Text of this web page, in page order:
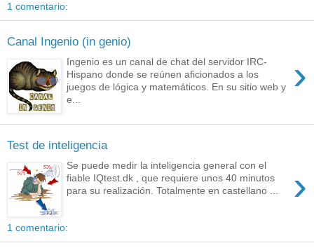
1 comentario:
Canal Ingenio (in genio)
›
Ingenio es un canal de chat del servidor IRC-
Hispano donde se reúnen aficionados a los
juegos de lógica y matemáticos. En su sitio web y
e...
Test de inteligencia
›
Se puede medir la inteligencia general con el
fiable IQtest.dk , que requiere unos 40 minutos
para su realización. Totalmente en castellano ...
1 comentario: